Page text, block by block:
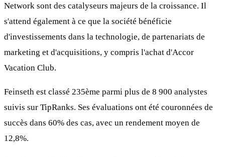
Network sont des catalyseurs majeurs de la croissance. Il
s'attend également à ce que la société bénéficie
d'investissements dans la technologie, de partenariats de
marketing et d'acquisitions, y compris l'achat d'Accor
Vacation Club.
Feinseth est classé 235ème parmi plus de 8 900 analystes
suivis sur TipRanks. Ses évaluations ont été couronnées de
succès dans 60% des cas, avec un rendement moyen de
12,8%.